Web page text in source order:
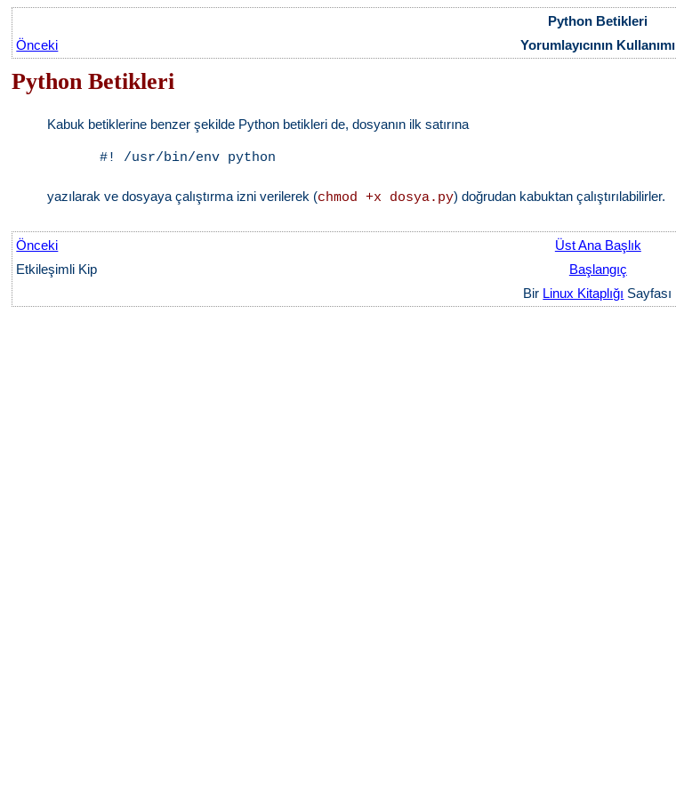
Python Betikleri
Önceki
Yorumlayıcının Kullanımı
Python Betikleri
Kabuk betiklerine benzer şekilde Python betikleri de, dosyanın ilk satırına
#! /usr/bin/env python
yazılarak ve dosyaya çalıştırma izni verilerek (chmod +x dosya.py) doğrudan kabuktan çalıştırılabilirler.
Önceki Üst Ana Başlık
Etkileşimli Kip
Başlangıç
Bir Linux Kitaplığı Sayfası